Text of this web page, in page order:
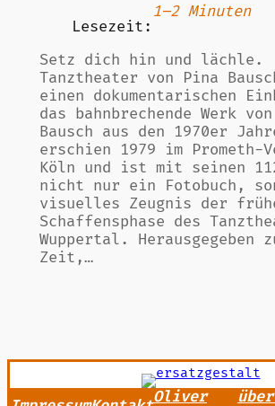
Lesezeit:
1–2 Minuten
Setz dich hin und lächle.
Tanztheater von Pina
einen dokumentarischen
das bahnbrechende Werk
Bausch aus den 1970er
erschien 1979 im Prometh-
Köln und ist mit seinen
nicht nur ein Fotobuch,
visuelles Zeugnis der
Schaffensphase des
Wuppertal. Herausgegeben
Zeit,…
Oliver